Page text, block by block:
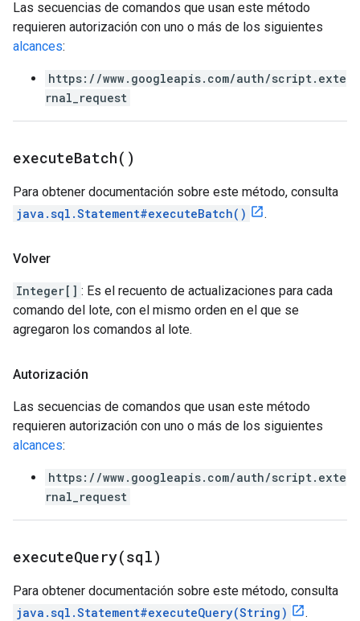
Las secuencias de comandos que usan este método
requieren autorización con uno o más de los siguientes
alcances:
https://www.googleapis.com/auth/script.exte
rnal_request
executeBatch( )
Para obtener documentación sobre este método, consulta
java.sql.Statement#executeBatch()
.
Volver
Integer[] : Es el recuento de actualizaciones para cada
comando del lote, con el mismo orden en el que se
agregaron los comandos al lote.
Autorización
Las secuencias de comandos que usan este método
requieren autorización con uno o más de los siguientes
alcances:
https://www.googleapis.com/auth/script.exte
rnal_request
executeQuery(sql)
Para obtener documentación sobre este método, consulta
java.sql.Statement#executeQuery(String)
.